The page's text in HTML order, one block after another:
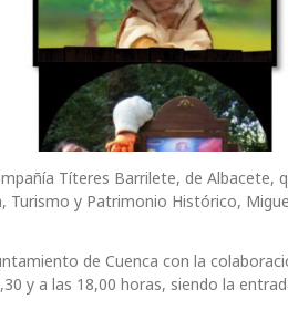
Títeres Barrilete, de Albacete,
Turismo y Patrimonio Histórico,
de Cuenca con la
y a las 18,00 horas, siendo la